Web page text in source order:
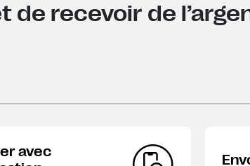
de recevoir de
avec